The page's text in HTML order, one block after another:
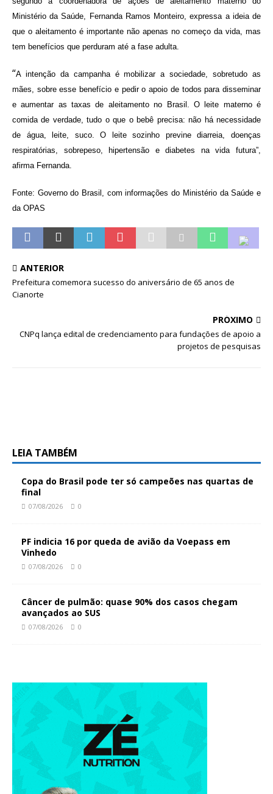
Ministério da Saúde, Fernanda Ramos Monteiro, expressa a ideia de
que o aleitamento é importante não apenas no começo da vida, mas
tem benefícios que perduram até a fase adulta.
“A intenção da campanha é mobilizar a sociedade, sobretudo as
mães, sobre esse benefício e pedir o apoio de todos para disseminar
e aumentar as taxas de aleitamento no Brasil. O leite materno é
comida de verdade, tudo o que o bebê precisa: não há necessidade
de água, leite, suco. O leite sozinho previne diarreia, doenças
respiratórias, sobrepeso, hipertensão e diabetes na vida futura”,
afirma Fernanda.
Fonte: Governo do Brasil, com informações do Ministério da Saúde e
da OPAS
ANTERIOR
Prefeitura comemora sucesso do aniversário de 65 anos de
Cianorte
PRÓXIMO
CNPq lança edital de credenciamento para fundações de apoio a
projetos de pesquisas
LEIA TAMBÉM
Copa do Brasil pode ter só campeões nas quartas de
final
07/08/2026 0
PF indicia 16 por queda de avião da Voepass em
Vinhedo
07/08/2026 0
Câncer de pulmão: quase 90% dos casos chegam
avançados ao SUS
07/08/2026 0